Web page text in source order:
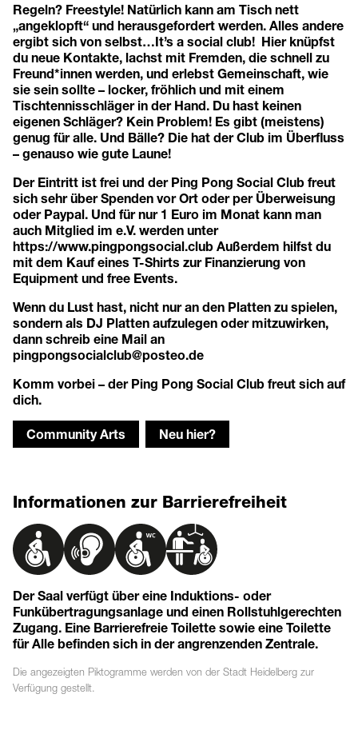
Regeln? Freestyle! Natürlich kann am Tisch nett
„angeklopft“ und herausgefordert werden. Alles andere
ergibt sich von selbst…It’s a social club! Hier knüpfst
du neue Kontakte, lachst mit Fremden, die schnell zu
Freund*innen werden, und erlebst Gemeinschaft, wie
sie sein sollte – locker, fröhlich und mit einem
Tischtennisschläger in der Hand. Du hast keinen
eigenen Schläger? Kein Problem! Es gibt (meistens)
genug für alle. Und Bälle? Die hat der Club im Überfluss
– genauso wie gute Laune!
Der Eintritt ist frei und der Ping Pong Social Club freut
sich sehr über Spenden vor Ort oder per Überweisung
oder Paypal. Und für nur 1 Euro im Monat kann man
auch Mitglied im e.V. werden unter
https://www.pingpongsocial.club Außerdem hilfst du
mit dem Kauf eines T-Shirts zur Finanzierung von
Equipment und free Events.
Wenn du Lust hast, nicht nur an den Platten zu spielen,
sondern als DJ Platten aufzulegen oder mitzuwirken,
dann schreib eine Mail an
pingpongsocialclub@posteo.de
Komm vorbei – der Ping Pong Social Club freut sich auf
dich.
Community Arts Neu hier?
Informationen zur Barrierefreiheit
Der Saal verfügt über eine Induktions- oder
Funkübertragungsanlage und einen Rollstuhlgerechten
Zugang. Eine Barrierefreie Toilette sowie eine Toilette
für Alle befinden sich in der angrenzenden Zentrale.
Die angezeigten Piktogramme werden von der Stadt Heidelberg zur
Verfügung gestellt.